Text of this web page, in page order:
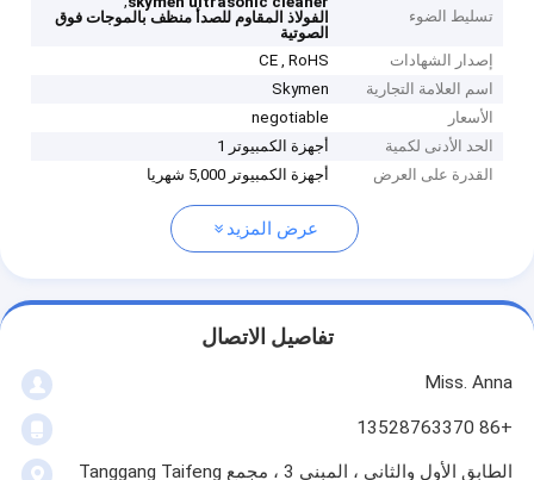
تسليط الضوء
الفولاذ المقاوم للصدأ منظف بالموجات فوق
الصوتية
إصدار الشهادات
CE , RoHS
اسم العلامة التجارية
Skymen
الأسعار
negotiable
الحد الأدنى لكمية
أجهزة الكمبيوتر 1
القدرة على العرض
أجهزة الكمبيوتر 5,000 شهريا
عرض المزيد
تفاصيل الاتصال
Miss. Anna
+86 13528763370
الطابق الأول والثاني ، المبنى 3 ، مجمع Tanggang Taifeng